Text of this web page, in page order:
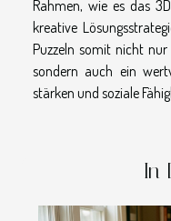
Rahmen, wie es das
kreative
Puzzeln somit nicht
sondern auch ein
stärken und soziale
In